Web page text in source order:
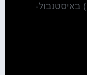
הבזאר הגדול (Grand Bazaar) באיסטנבול-